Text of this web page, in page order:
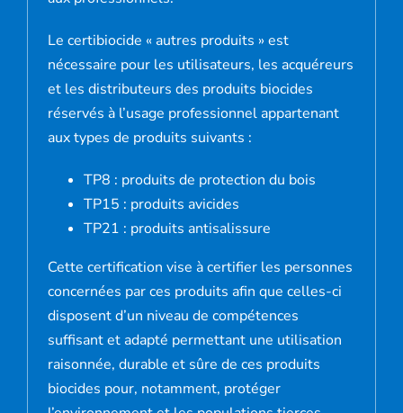
Le certibiocide « autres produits » est
nécessaire pour les utilisateurs, les acquéreurs
et les distributeurs des produits biocides
réservés à l’usage professionnel appartenant
aux types de produits suivants :
TP8 : produits de protection du bois
TP15 : produits avicides
TP21 : produits antisalissure
Cette certification vise à certifier les personnes
concernées par ces produits afin que celles-ci
disposent d’un niveau de compétences
suffisant et adapté permettant une utilisation
raisonnée, durable et sûre de ces produits
biocides pour, notamment, protéger